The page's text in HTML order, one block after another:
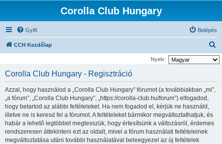
Corolla Club Hungary
GyIK Belépés
CCH Kezdőlap
e
Nyelv:
Corolla Club Hungary - Regisztráció
Azzal, hogy használod a „Corolla Club Hungary” fórumot (a továbbiakban „mi”,
„a fórum”, „Corolla Club Hungary”, „https://corolla-club.hu/forum”) elfogadod,
hogy betartod az alábbi feltételeket. Ha nem fogadod el, kérjük ne használd,
illetve ne is keresd fel a fórumot. A feltételeket bármikor megváltoztathatjuk, és
habár a lehető legtöbbet megtesszük, hogy értesítsünk a változásról, érdemes
rendszeresen áttekinteni ezt az oldalt, mivel a fórum használati feltételeinek
megváltoztatása utáni további használatával beleegyezel az új feltételek